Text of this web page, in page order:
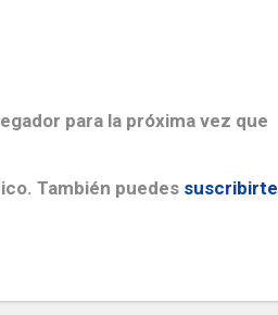
para la próxima vez que
También puedes suscribirte